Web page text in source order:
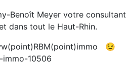
Benoît Meyer votre consultant
dans tout le Haut-Rhin.
😉
immo-10506